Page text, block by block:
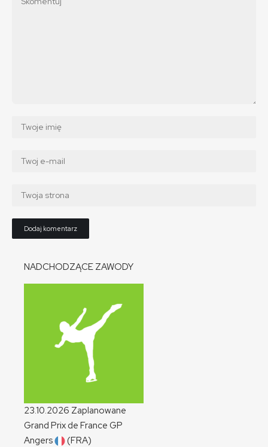
NADCHODZĄCE ZAWODY
23.10.2026 Zaplanowane
Grand Prix de France GP
Angers
(FRA)